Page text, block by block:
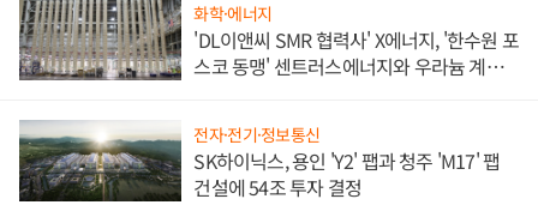
화학·에너지
'DL이앤씨 SMR 협력사' X에너지, '한수원 포
스코 동맹' 센트러스에너지와 우라늄 계약
전자·전기·정보통신
SK하이닉스, 용인 'Y2' 팹과 청주 'M17' 팹
건설에 54조 투자 결정